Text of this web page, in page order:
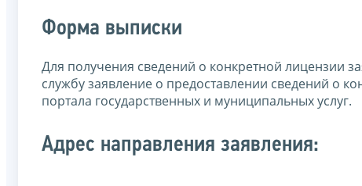
Форма выписки
Для получения сведений о конкретной лицензии
службу заявление о предоставлении сведений о
портала государственных и муниципальных услуг.
Адрес направления заявления: